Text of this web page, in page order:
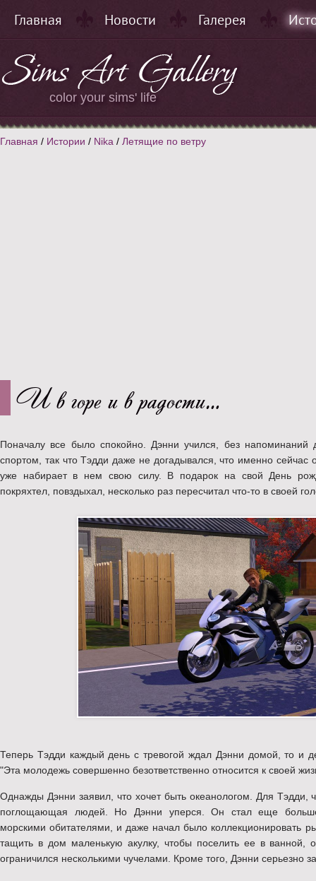
Главная Новости Галерея
color your sims' life
Главная / Истории / Nika / Летящие по ветру
И в горе и в радости…
Поначалу все было спокойно. Дэнни учился, без напоминаний
спортом, так что Тэдди даже не догадывался, что именно
уже набирает в нем свою силу. В подарок на свой День
покряхтел, повздыхал, несколько раз пересчитал что-то в своей
Теперь Тэдди каждый день с тревогой ждал Дэнни домой, то и
"Эта молодежь совершенно безответственно относится к своей
Однажды Дэнни заявил, что хочет быть океанологом. Для Тэдди,
поглощающая людей. Но Дэнни уперся. Он стал еще больше
морскими обитателями, и даже начал было коллекционировать
тащить в дом маленькую акулку, чтобы поселить ее в ванной,
ограничился несколькими чучелами. Кроме того, Дэнни серьезно